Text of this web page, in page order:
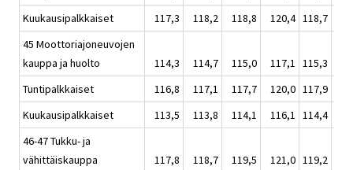
Kuukausipalkkaiset
117,3 118,2 118,8 120,4 118,7
45 Moottoriajoneuvojen
kauppa ja huolto
114,3 114,7 115,0 117,1 115,3
Tuntipalkkaiset
116,8 117,1 117,7 120,0 117,9
Kuukausipalkkaiset
113,5 113,8 114,1 116,1 114,4
46-47 Tukku- ja
vähittäiskauppa
117,8 118,7 119,5 121,0 119,2